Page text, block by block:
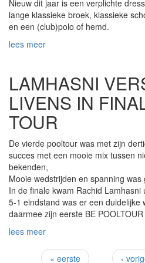
Nieuw dit jaar is een verplichte
lange klassieke broek, klassieke
en een (club)polo of hemd.
lees meer
LAMHASNI
LIVENS IN
TOUR
De vierde pooltour was met zijn
succes met een mooie mix tussen
bekenden,
Mooie wedstrijden en spanning was
In de finale kwam Rachid
5-1 eindstand was er een duidelijke
daarmee zijn eerste BE
lees meer
« eerste ‹